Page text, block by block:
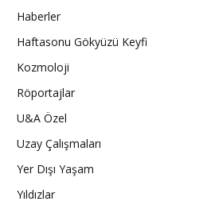
Haberler
Haftasonu Gökyüzü Keyfi
Kozmoloji
Röportajlar
U&A Özel
Uzay Çalışmaları
Yer Dışı Yaşam
Yıldızlar